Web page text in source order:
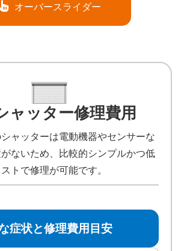
オーバースライダー
ャッター修理費用
ャッターは電動機器やセンサーな
ないため、比較的シンプルかつ低
トで修理が可能です。
症状と修理費用目安